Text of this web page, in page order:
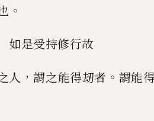
。
如是受持修行故
人 ，謂之能得刼者 。 謂能